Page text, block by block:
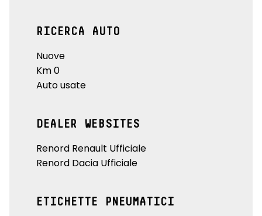
RICERCA AUTO
Nuove
Km 0
Auto usate
DEALER WEBSITES
Renord Renault Ufficiale
Renord Dacia Ufficiale
ETICHETTE PNEUMATICI